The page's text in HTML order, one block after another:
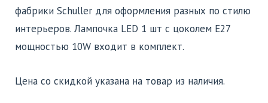
фабрики Schuller для оформления разных по стилю
интерьеров. Лампочка LED 1 шт с цоколем E27
мощностью 10W входит в комплект.
Цена со скидкой указана на товар из наличия.